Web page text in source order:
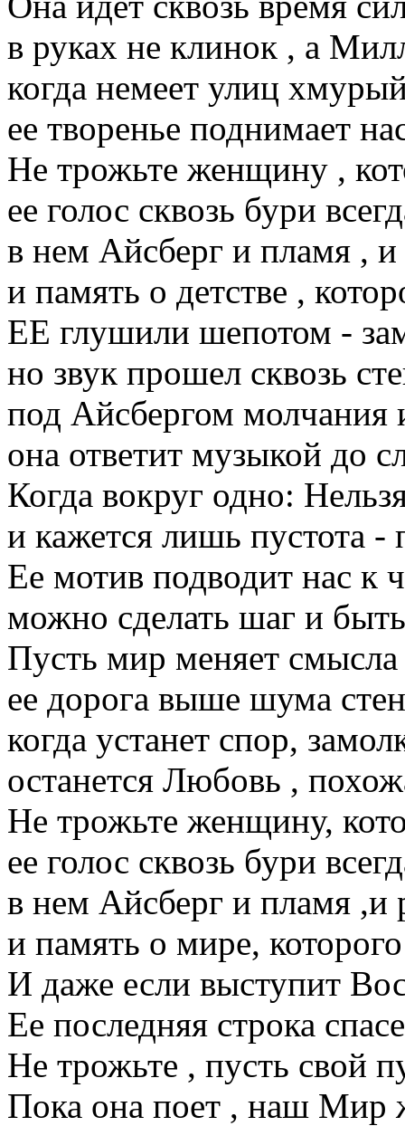
в руках не клинок , а
когда немеет улиц
ее творенье поднимает
Не трожьте женщину ,
ее голос сквозь бури
в нем Айсберг и пламя , и
и память о детстве ,
ЕЕ глушили шепотом -
но звук прошел сквозь
под Айсбергом молчания
она ответит музыкой до
Когда вокруг одно:
и кажется лишь пустота -
Ее мотив подводит нас к
можно сделать шаг и
Пусть мир меняет
ее дорога выше шума
когда устанет спор,
останется Любовь ,
Не трожьте женщину,
ее голос сквозь бури
в нем Айсберг и пламя ,и
и память о мире,
И даже если выступит
Ее последняя строка
Не трожьте , пусть свой
Пока она поет , наш Мир